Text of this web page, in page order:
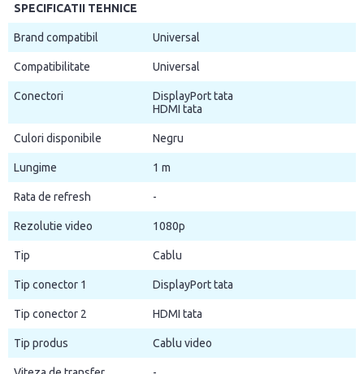
SPECIFICATII TEHNICE
Brand compatibil Universal
Compatibilitate Universal
Conectori
DisplayPort tata
HDMI tata
Culori disponibile Negru
Lungime 1 m
Rata de refresh -
Rezolutie video 1080p
Tip Cablu
Tip conector 1 DisplayPort tata
Tip conector 2 HDMI tata
Tip produs Cablu video